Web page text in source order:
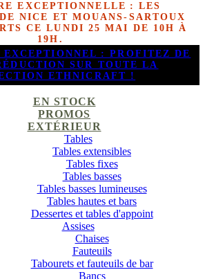
EXCEPTIONNELLE : LES
NICE ET MOUANS-SARTOUX
CE LUNDI 25 MAI DE 10H À
19H.
: PROFITEZ DE
SUR TOUTE LA
ETHNICRAFT !
EN STOCK
PROMOS
EXTÉRIEUR
Tables
Tables extensibles
Tables fixes
Tables basses
Tables basses lumineuses
Tables hautes et bars
Dessertes et tables d'appoint
Assises
Chaises
Fauteuils
Tabourets et fauteuils de bar
Bancs